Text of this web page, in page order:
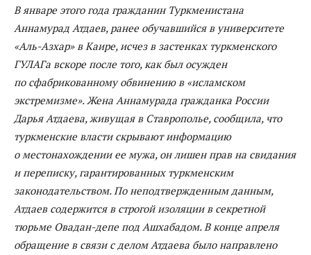
В январе этого года гражданин Туркменистана
Аннамурад Атдаев, ранее обучавшийся в университете
«Аль-Азхар» в Каире, исчез в застенках туркменского
ГУЛАГа вскоре после того, как был осужден
по сфабрикованному обвинению в «исламском
экстремизме». Жена Аннамурада гражданка России
Дарья Атдаева, живущая в Ставрополье, сообщила, что
туркменские власти скрывают информацию
о местонахождении ее мужа, он лишен прав на свидания
и переписку, гарантированных туркменским
законодательством. По неподтвержденным данным,
Атдаев содержится в строгой изоляции в секретной
тюрьме Овадан-депе под Ашхабадом. В конце апреля
обращение в связи с делом Атдаева было направлено